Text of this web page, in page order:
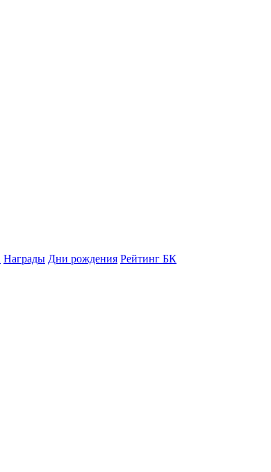
Награды Дни рождения Рейтинг БК